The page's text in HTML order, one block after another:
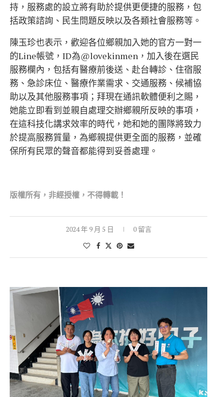
持，服務處的設立將有助於提供更便捷的服務，包
括政策諮詢、民生問題反映以及各類社會服務等。
陳玉珍也表示，歡迎各位鄉親加入她的官方一對一
的Line帳號，ID為@lovekinmen，加入後在選民
服務欄內，包括有醫療前後送、赴台轉診、住宿服
務、急診床位、醫療作業需求、交通服務、候補協
助以及其他服務事項；拜現在通訊軟體便利之賜，
她能立即看到並親自處理交辦鄉親所反映的事項，
在這科技化講求效率的時代，她和她的團隊將致力
於提高服務質量，為鄉親提供更全面的服務，並確
保所有民眾的聲音都能得到妥善處理。
版權所有，非經授權，不得轉載！
2024 年 9 月 5 日 0 留言